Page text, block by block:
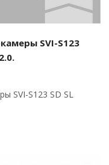
SVI-S123
SVI-S123 SD SL